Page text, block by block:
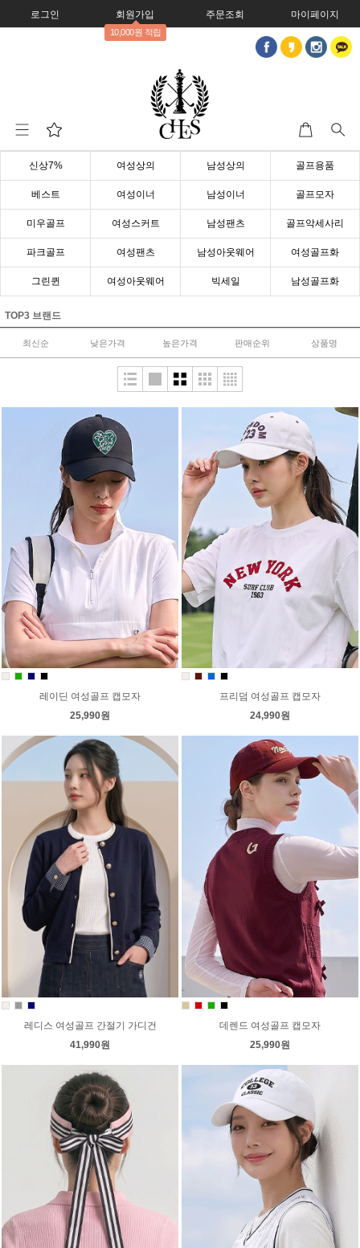
로그인 회원가입
10,000원 적립
주문조회 마이페이지
신상7% 여성상의 남성상의 골프용품
베스트 여성이너 남성이너 골프모자
미우골프 여성스커트 남성팬츠 골프악세사리
파크골프 여성팬츠 남성아웃웨어 여성골프화
그린퀸 여성아웃웨어 빅세일 남성골프화
TOP3 브랜드
최신순 낮은가격 높은가격 판매순위 상품명
레이딘 여성골프 캡모자
25,990원
프리덤 여성골프 캡모자
24,990원
레디스 여성골프 간절기 가디건
41,990원
데렌드 여성골프 캡모자
25,990원